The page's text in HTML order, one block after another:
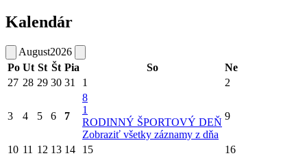
Kalendár
August2026
Po Ut St Št Pia So
Ne
27 28 29 30 31 1 2
3 4 5 6 7
8
1
RODINNÝ ŠPORTOVÝ DEŇ
Zobraziť všetky záznamy z dňa
9
10 11 12 13 14 15
16